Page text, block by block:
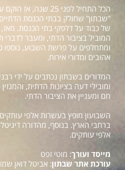
הכל התחיל לפני 25
"שבתון" שחולק בבתי הכנסת
של כבוד על דלפקי בתי הכנסת. מאז,
המוביל בציבור הדתי, ומעבר לדברי
ומתחלפים על פרשת השבוע, נוספו
אהובים ומדורי אירוח.
המדורים בשבתון נכתבים על ידי
ומובילי דעה בציונות הדתית,
חם ומעניין את הציבור הדתי.
ברחבי הארץ. בנוסף, מהדורה
אלפי עותקים.
מייסד ועורך: מוטי זפט
עורכת אתר שבתון: אביטל דואן